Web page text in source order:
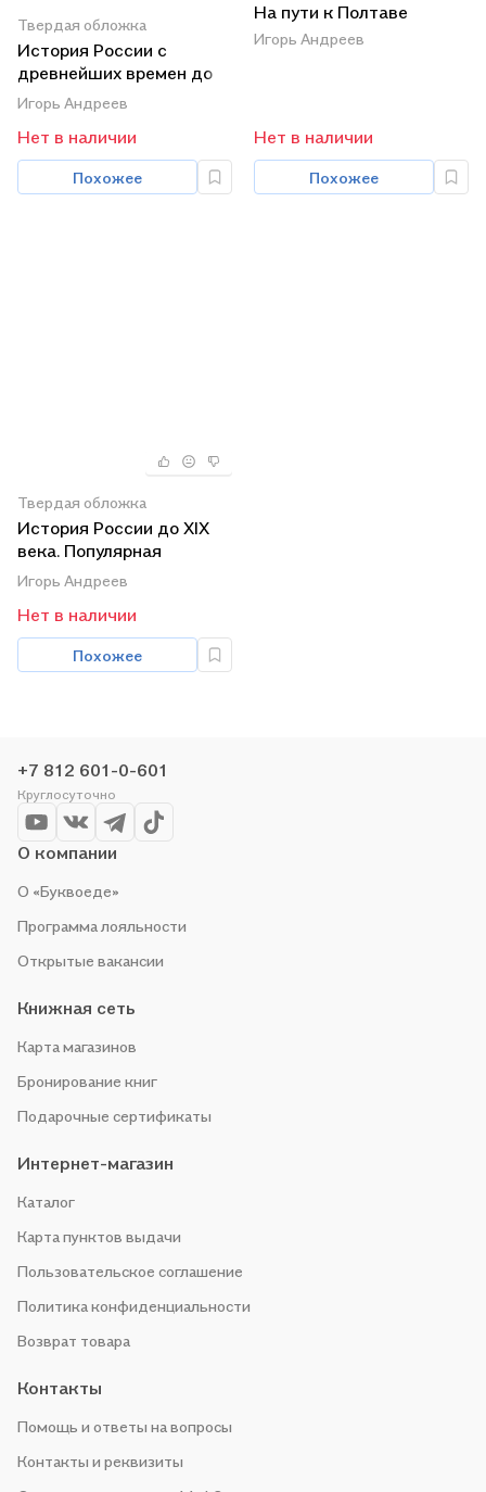
Твердая обложка
История России с
древнейших времен до
1861 Г. (с картами) 5-е
изд. пер. и доп. Уч.д/бак.
Игорь Андреев
Нет в наличии
Похожее
На пути к Полтаве
Игорь Андреев
Нет в наличии
Похожее
Твердая обложка
История России до XIX
века. Популярная
иллюстрированная
энциклопедия
Игорь Андреев
Нет в наличии
Похожее
+7 812 601-0-601
Круглосуточно
О компании
О «Буквоеде»
Программа лояльности
Открытые вакансии
Книжная сеть
Карта магазинов
Бронирование книг
Подарочные сертификаты
Интернет-магазин
Каталог
Карта пунктов выдачи
Пользовательское соглашение
Политика конфиденциальности
Возврат товара
Контакты
Помощь и ответы на вопросы
Контакты и реквизиты